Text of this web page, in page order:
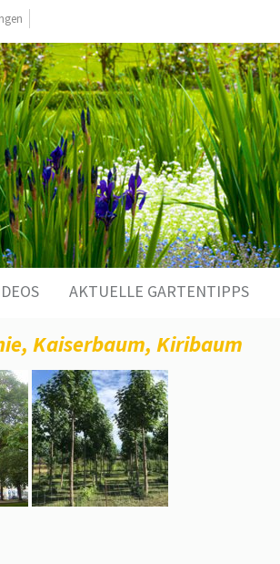
AKTUELLE GARTENTIPPS
Kaiserbaum, Kiribaum